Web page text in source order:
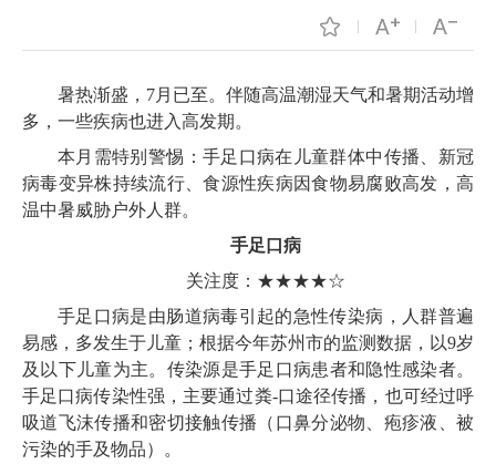
暑热渐盛，7月已至。伴随高温潮湿天气和暑期活动增
多，一些疾病也进入高发期。
本月需特别警惕：手足口病在儿童群体中传播、新冠
病毒变异株持续流行、食源性疾病因食物易腐败高发，高
温中暑威胁户外人群。
手足口病
关注度：★★★★☆
手足口病是由肠道病毒引起的急性传染病，人群普遍
易感，多发生于儿童；根据今年苏州市的监测数据，以9岁
及以下儿童为主。传染源是手足口病患者和隐性感染者。
手足口病传染性强，主要通过粪-口途径传播，也可经过呼
吸道飞沫传播和密切接触传播（口鼻分泌物、疱疹液、被
污染的手及物品）。